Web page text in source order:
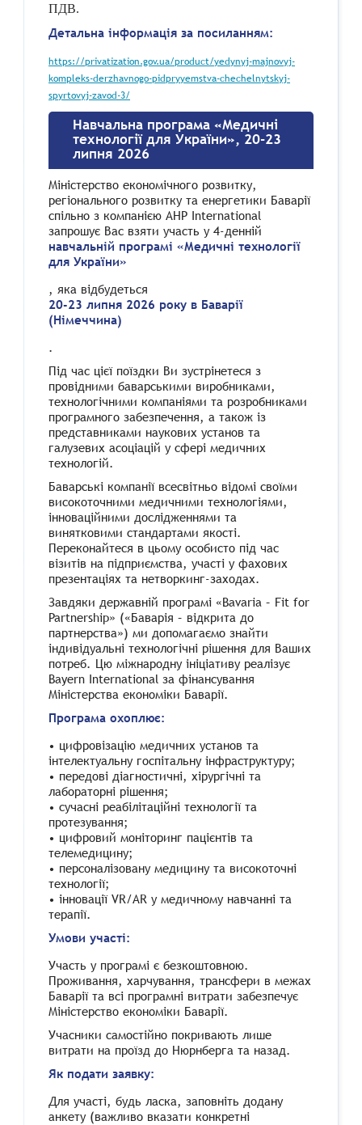
ПДВ.
Детальна інформація за посиланням:
https://privatization.gov.ua/product/yedynyj-majnovyj-
kompleks-derzhavnogo-pidpryyemstva-chechelnytskyj-
spyrtovyj-zavod-3/
Навчальна програма «Медичні
технології для України», 20-23
липня 2026
Міністерство економічного розвитку,
регіонального розвитку та енергетики Баварії
спільно з компанією AHP International
запрошує Вас взяти участь у 4-денній
навчальній програмі «Медичні технології
для України»
, яка відбудеться
20-23 липня 2026 року в Баварії
(Німеччина)
.
Під час цієї поїздки Ви зустрінетеся з
провідними баварськими виробниками,
технологічними компаніями та розробниками
програмного забезпечення, а також із
представниками наукових установ та
галузевих асоціацій у сфері медичних
технологій.
Баварські компанії всесвітньо відомі своїми
високоточними медичними технологіями,
інноваційними дослідженнями та
винятковими стандартами якості.
Переконайтеся в цьому особисто під час
візитів на підприємства, участі у фахових
презентаціях та нетворкинг-заходах.
Завдяки державній програмі «Bavaria – Fit for
Partnership» («Баварія – відкрита до
партнерства») ми допомагаємо знайти
індивідуальні технологічні рішення для Ваших
потреб. Цю міжнародну ініціативу реалізує
Bayern International за фінансування
Міністерства економіки Баварії.
Програма охоплює:
• цифровізацію медичних установ та
інтелектуальну госпітальну інфраструктуру;
• передові діагностичні, хірургічні та
лабораторні рішення;
• сучасні реабілітаційні технології та
протезування;
• цифровий моніторинг пацієнтів та
телемедицину;
• персоналізовану медицину та високоточні
технології;
• інновації VR/AR у медичному навчанні та
терапії.
Умови участі:
Участь у програмі є безкоштовною.
Проживання, харчування, трансфери в межах
Баварії та всі програмні витрати забезпечує
Міністерство економіки Баварії.
Учасники самостійно покривають лише
витрати на проїзд до Нюрнберга та назад.
Як подати заявку:
Для участі, будь ласка, заповніть додану
анкету (важливо вказати конкретні